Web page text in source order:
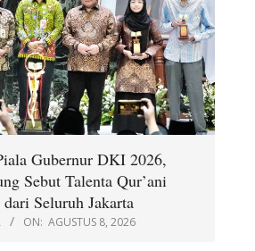
Gubernur DKI 2026,
Sebut Talenta Qur’ani
Seluruh Jakarta
ON: AGUSTUS 8, 2026